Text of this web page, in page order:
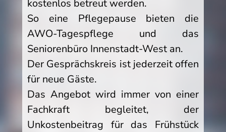
kostenlos betreut werden.
So eine Pflegepause bieten die
AWO-Tagespflege und das
Seniorenbüro Innenstadt-West an.
Der Gesprächskreis ist jederzeit offen
für neue Gäste.
Das Angebot wird immer von einer
Fachkraft begleitet, der
Unkostenbeitrag für das Frühstück